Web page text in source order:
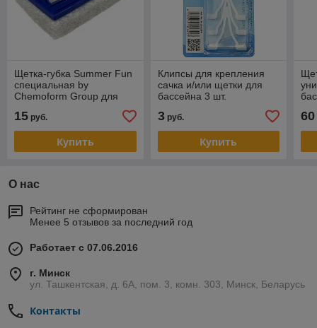
Щетка-губка Summer Fun
специальная by
Chemoform Group для
15 руб.
Купить
Клипсы для крепления
сачка и/или щетки для
бассейна 3 шт.
3руб.
Купить
60
О нас
Рейтинг не сформирован
Менее 5 отзывов за последний год
Работает с 07.06.2016
г. Минск
ул. Ташкентская, д. 6А, пом. 3, комн. 303, Минск, Беларусь
Контакты